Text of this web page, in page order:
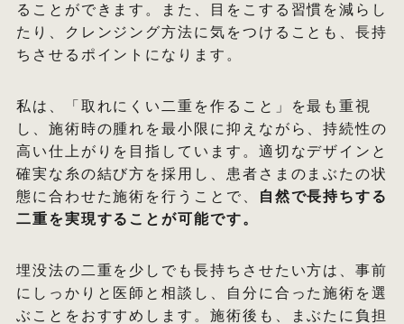
ることができます。また、目をこする習慣を減らし
たり、クレンジング方法に気をつけることも、長持
ちさせるポイントになります。
私は、「取れにくい二重を作ること」を最も重視
し、施術時の腫れを最小限に抑えながら、持続性の
高い仕上がりを目指しています。適切なデザインと
確実な糸の結び方を採用し、患者さまのまぶたの状
態に合わせた施術を行うことで、
自然で長持ちする
二重を実現することが可能です。
埋没法の二重を少しでも長持ちさせたい方は、事前
にしっかりと医師と相談し、自分に合った施術を選
ぶことをおすすめします。施術後も、まぶたに負担